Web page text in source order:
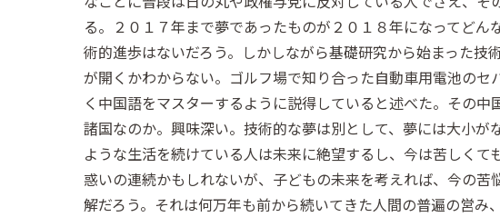
る。２０１７年まで夢であったものが２０１８年になってど
術的進歩はないだろう。しかしながら基礎研究から始まった
が開くかわからない。ゴルフ場で知り合った自動車用電池の
く中国語をマスターするように説得していると述べた。その
諸国なのか。興味深い。技術的な夢は別として、夢には大小
ような生活を続けている人は未来に絶望するし、今は苦しく
惑いの連続かもしれないが、子どもの未来を考えれば、今の
解だろう。それは何万年も前から続いてきた人間の普遍の営